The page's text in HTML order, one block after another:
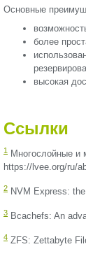
Основные
более
высокая
Ссылки
1 Многослойные и
https://lvee.org/ru/
2 NVM Express:
3 Bcachefs: An
4 ZFS: Zettabyte